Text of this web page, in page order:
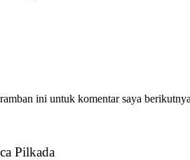
ini untuk komentar saya
Pilkada